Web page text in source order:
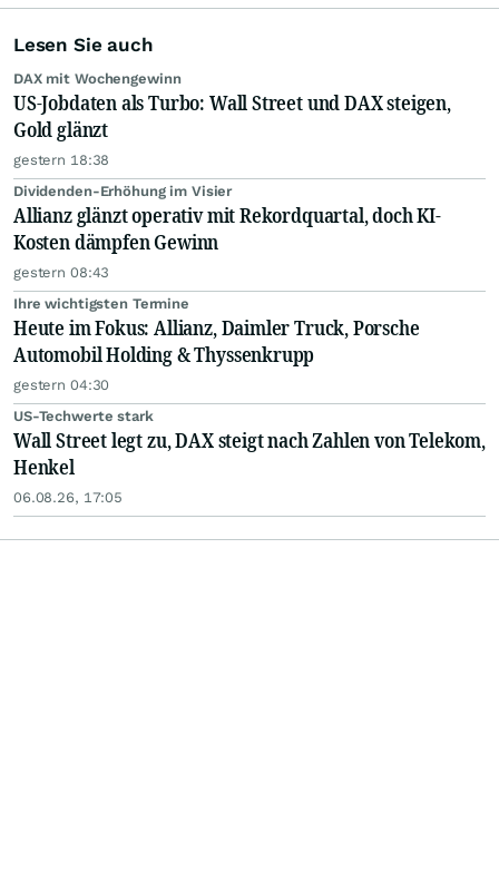
Lesen Sie auch
DAX mit Wochengewinn
US-Jobdaten als Turbo: Wall Street und DAX steigen,
Gold glänzt
gestern 18:38
Dividenden-Erhöhung im Visier
Allianz glänzt operativ mit Rekordquartal, doch KI-
Kosten dämpfen Gewinn
gestern 08:43
Ihre wichtigsten Termine
Heute im Fokus: Allianz, Daimler Truck, Porsche
Automobil Holding & Thyssenkrupp
gestern 04:30
US-Techwerte stark
Wall Street legt zu, DAX steigt nach Zahlen von Telekom,
Henkel
06.08.26, 17:05